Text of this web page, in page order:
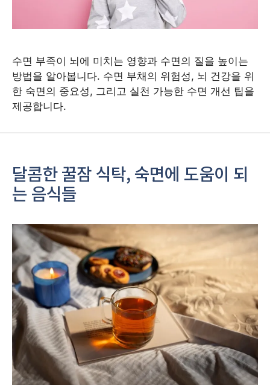
수면 부족이 뇌에 미치는 영향과 수면의 질을 높이는
방법을 알아봅니다. 수면 부채의 위험성, 뇌 건강을 위
한 숙면의 중요성, 그리고 실천 가능한 수면 개선 팁을
제공합니다.
달콤한 꿀잠 식탁, 숙면에 도움이 되
는 음식들